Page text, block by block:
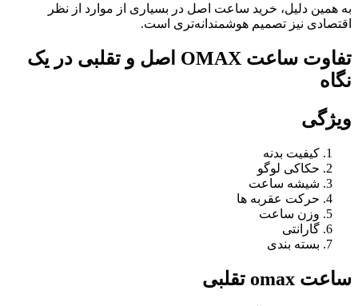
به همین دلیل، خرید ساعت اصل در بسیاری از موارد از نظر
اقتصادی نیز تصمیم هوشمندانه‌تری است.
تفاوت ساعت OMAX اصل و تقلبی در یک
نگاه
ویژگی
کیفیت بدنه
حکاکی لوگو
شیشه ساعت
حرکت عقربه ها
وزن ساعت
گارانتی
بسته بندی
ساعت omax تقلبی